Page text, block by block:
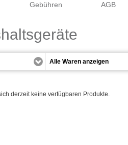
Gebühren AGB
derzeit keine verfügbaren Produkte.